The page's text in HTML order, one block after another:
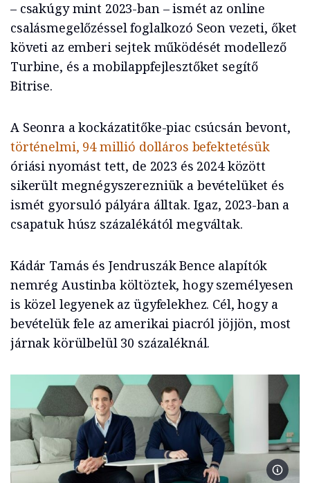
– csakúgy mint 2023-ban – ismét az online
csalásmegelőzéssel foglalkozó Seon vezeti, őket
követi az emberi sejtek működését modellező
Turbine, és a mobilappfejlesztőket segítő
Bitrise.
A Seonra a kockázatitőke-piac csúcsán bevont,
történelmi, 94 millió dolláros befektetésük
óriási nyomást tett, de 2023 és 2024 között
sikerült megnégyszerezniük a bevételüket és
ismét gyorsuló pályára álltak. Igaz, 2023-ban a
csapatuk húsz százalékától megváltak.
Kádár Tamás és Jendruszák Bence alapítók
nemrég Austinba költöztek, hogy személyesen
is közel legyenek az ügyfelekhez. Cél, hogy a
bevételük fele az amerikai piacról jöjjön, most
járnak körülbelül 30 százaléknál.